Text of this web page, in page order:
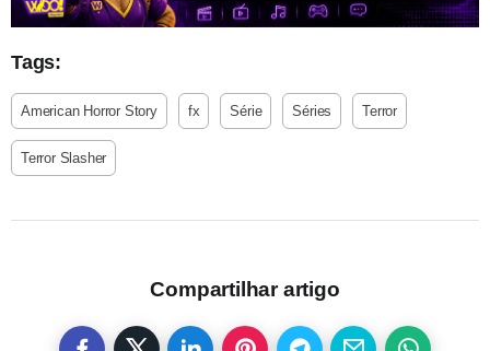
Tags:
American Horror Story fx Série Séries Terror
Terror Slasher
Compartilhar artigo